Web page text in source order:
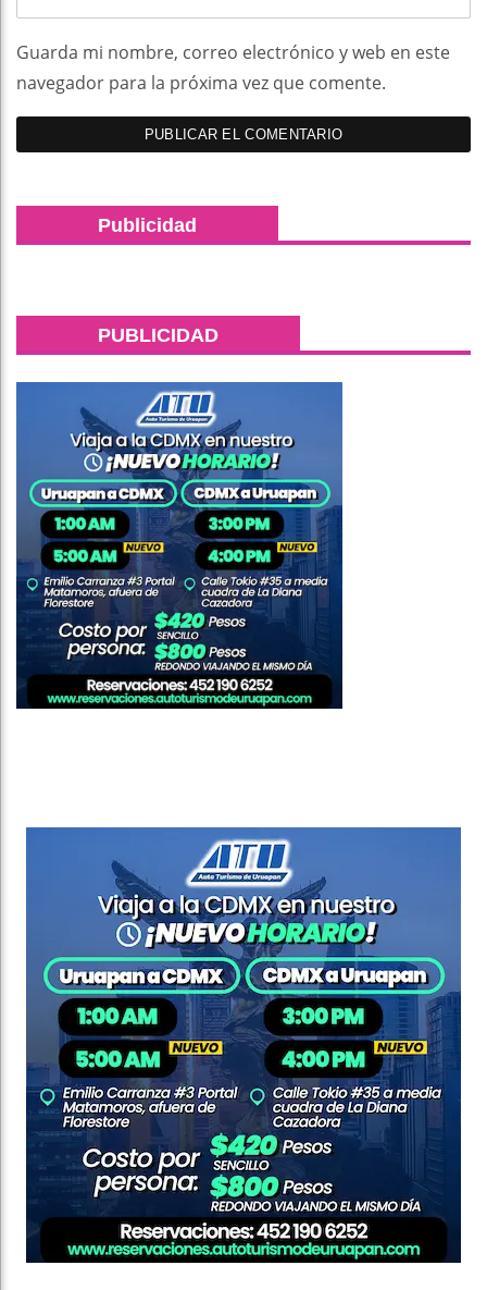
Guarda mi nombre, correo electrónico y web en este
navegador para la próxima vez que comente.
Publicidad
PUBLICIDAD